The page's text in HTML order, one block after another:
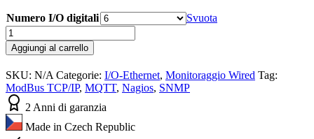
Numero I/O digitali
Svuota
Damocles2
interfaccia
I/O
su
rete
quantità
Aggiungi al carrello
SKU: N/A Categorie: I/O-Ethernet, Monitoraggio Wired Tag:
ModBus TCP/IP, MQTT, Nagios, SNMP
2 Anni di garanzia
Made in Czech Republic